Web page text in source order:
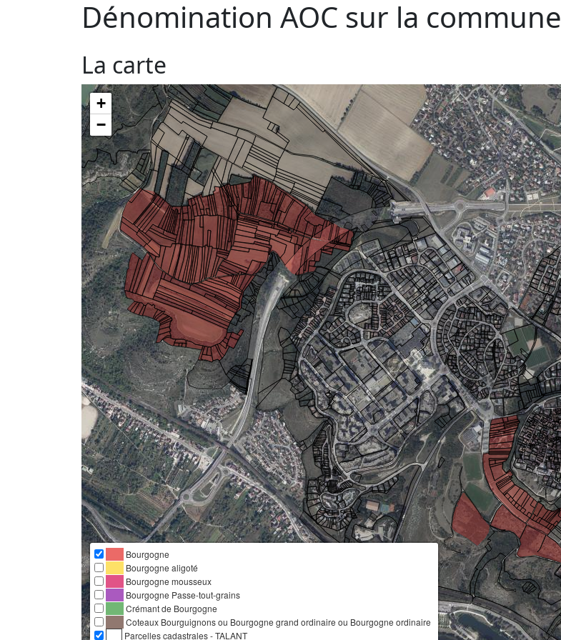
Dénomination AOC sur la commune
La carte
+
−
Bourgogne
Bourgogne aligoté
Bourgogne mousseux
Bourgogne Passe-tout-grains
Crémant de Bourgogne
Coteaux Bourguignons ou Bourgogne grand ordinaire ou Bourgogne ordinaire
Parcelles cadastrales - TALANT